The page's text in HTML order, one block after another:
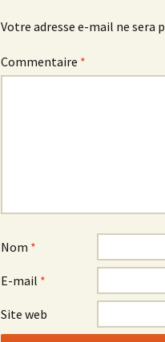
Votre adresse e-mail ne sera
Commentaire *
Nom *
E-mail *
Site web